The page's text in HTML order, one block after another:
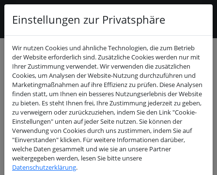
Buchungskalender
Juli 2026 >
Mo Di Mi Do Fr Sa
So
01
02 03 04
05
06
07 08 09 10 11
12
13
14 15 16 17 18
19
20
21 22 23 24 25
27
28
Einstellungen zur Privatsphäre
Wir nutzen Cookies und ähnliche Technologien, die zum Betrieb
der Website erforderlich sind. Zusätzliche Cookies werden nur mit
Ihrer Zustimmung verwendet. Wir verwenden die zusätzlichen
Cookies, um Analysen der Website-Nutzung durchzuführen und
Marketingmaßnahmen auf ihre Effizienz zu prüfen. Diese Analysen
finden statt, um Ihnen ein besseres Nutzungserlebnis der Website
zu bieten. Es steht Ihnen frei, Ihre Zustimmung jederzeit zu geben,
zu verweigern oder zurückzuziehen, indem Sie den Link "Cookie-
Einstellungen" unten auf jeder Seite nutzen. Sie können der
Verwendung von Cookies durch uns zustimmen, indem Sie auf
"Einverstanden" klicken. Für weitere Informationen darüber,
welche Daten gesammelt und wie sie an unsere Partner
weitergegeben werden, lesen Sie bitte unsere
Datenschutzerklärung.